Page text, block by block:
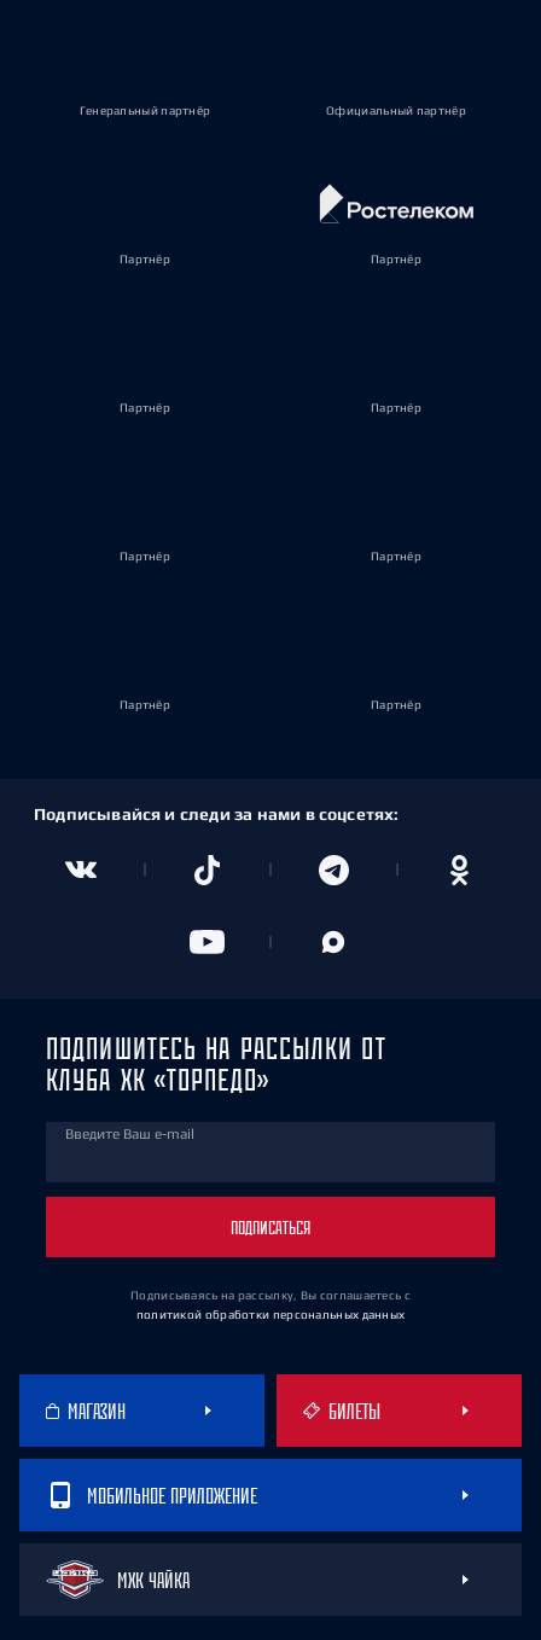
Генеральный партнёр Официальный партнёр
Партнёр Партнёр
Партнёр Партнёр
Партнёр Партнёр
Партнёр Партнёр
Подписывайся и следи за нами в соцсетях:
ПОДПИШИТЕСЬ НА РАССЫЛКИ ОТ
КЛУБА ХК «ТОРПЕДО»
Введите Ваш e-mail
ПОДПИСАТЬСЯ
Подписываясь на рассылку, Вы соглашаетесь с
политикой обработки персональных данных
МАГАЗИН БИЛЕТЫ
МОБИЛЬНОЕ ПРИЛОЖЕНИЕ
МХК ЧАЙКА